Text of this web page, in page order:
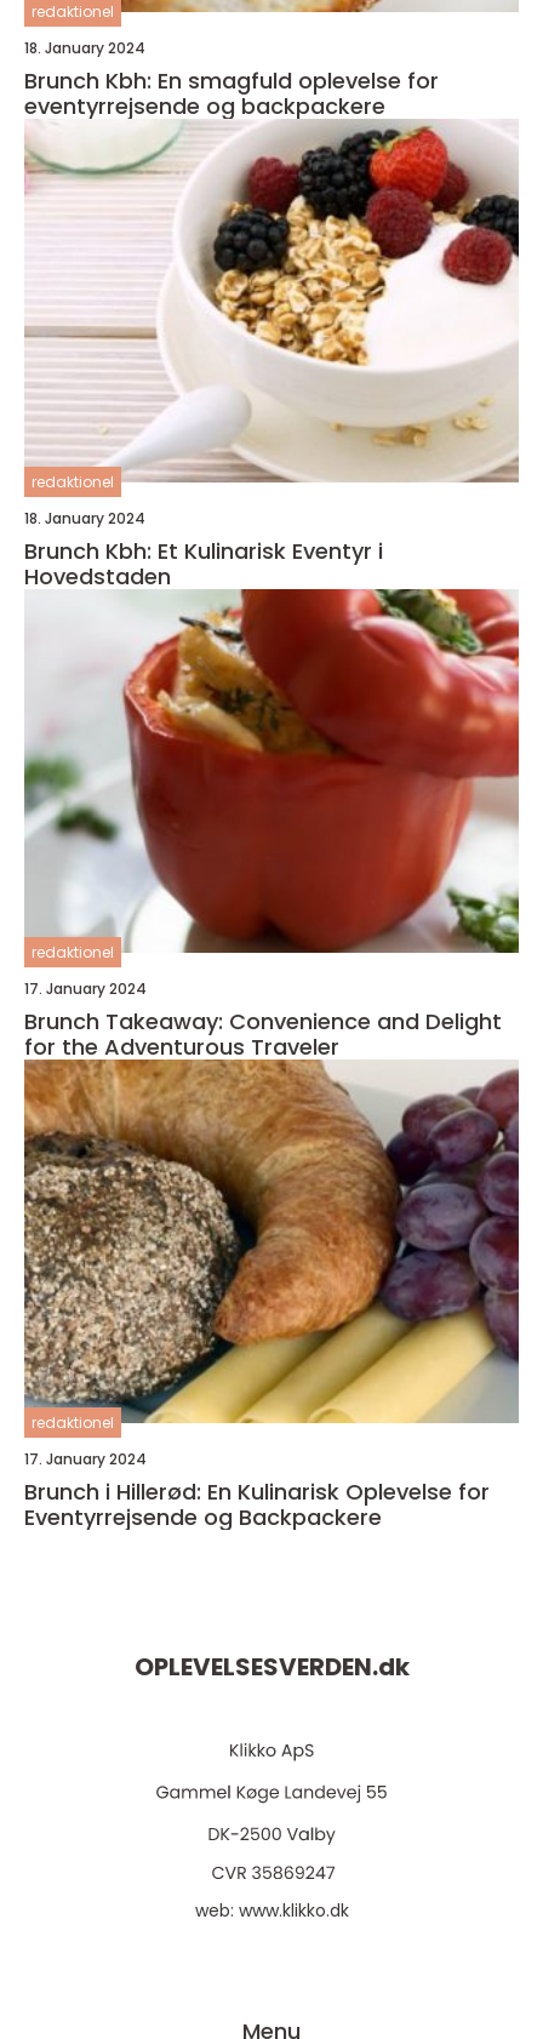
redaktionel
18. January 2024
Brunch Kbh: En smagfuld oplevelse for
eventyrrejsende og backpackere
redaktionel
18. January 2024
Brunch Kbh: Et Kulinarisk Eventyr i
Hovedstaden
redaktionel
17. January 2024
Brunch Takeaway: Convenience and Delight
for the Adventurous Traveler
redaktionel
17. January 2024
Brunch i Hillerød: En Kulinarisk Oplevelse for
Eventyrrejsende og Backpackere
OPLEVELSESVERDEN.dk
web: www.klikko.dk
Menu